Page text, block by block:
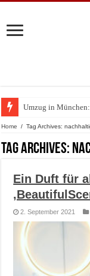
Umzug in
Zu Gast im
Home / Tag Archives:
Tag Archives:
Ein Duft für
2. September 2021